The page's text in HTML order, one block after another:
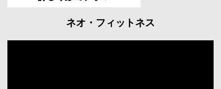
ネオ・フィットネス